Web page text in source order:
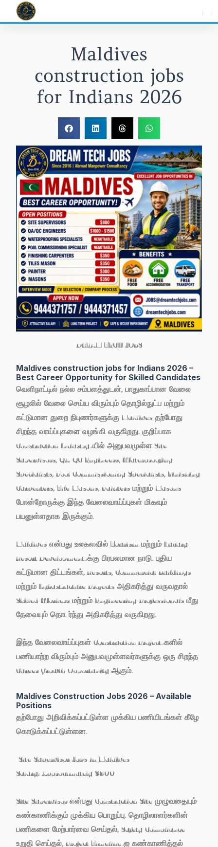
Maldives
construction jobs
for Indians 2026
DREAM TECH JOBS
Maldives construction jobs for Indians 2026 –
Best Career Opportunity for Skilled Candidates
வெளிநாட்டில் நல்ல சம்பளத்துடன், பாதுகாப்பான வேலை
சூழலில் வேலை செய்ய விரும்பும் தொழில்நுட்ப மற்றும்
கட்டுமான துறை நிபுணர்களுக்கு Maldives தற்போது
சிறந்த வாய்ப்புகளை வழங்கி வருகிறது. குறிப்பாக
Construction Industry-யில் அனுபவமுள்ள Site
Supervisors, QA/QC Engineers, Waterproofing
Specialists, Pool Commissioning Specialists, Finishing
Carpenters, Tile Masons, Painters மற்றும் Masons
போன்றோருக்கு இந்த வேலைவாய்ப்புகள் மிகவும்
பயனுள்ளதாக இருக்கும்.
Maldives என்பது உலகளவில் Tourism மற்றும் Luxury
Resort Development-க்கு பிரபலமான நாடு. புதிய
கட்டுமான திட்டங்கள், Resorts, Commercial Buildings
மற்றும் Infrastructure Projects அதிகரித்து வருவதால்
Skilled Workers மற்றும் Engineering Professionals மீது
தேவையும் தொடர்ந்து அதிகரித்து வருகிறது.
இந்த வேலைவாய்ப்புகள் Construction Project-களில்
பணியாற்ற விரும்பும் அனுபவமுள்ளவர்களுக்கு ஒரு சிறந்த
Career Growth Opportunity ஆகும்.
Maldives Construction Jobs 2026 – Available
Positions
தற்போது அறிவிக்கப்பட்டுள்ள முக்கிய பணியிடங்கள் கீழே
கொடுக்கப்பட்டுள்ளன.
Site Supervisor Jobs in Maldives
Salary: Approximately $800
Site Supervisor என்பது Construction Site முழுவதையும்
கண்காணிக்கும் முக்கிய பொறுப்பு. தொழிலாளர்களின்
பணிகளை மேற்பார்வை செய்தல், Safety Compliance
உறுதி செய்தல், Project Timeline-ஐ கண்காணித்தல்